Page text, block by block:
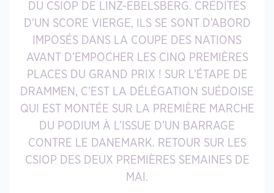
DU CSIOP DE LINZ-EBELSBERG. CRÉDITÉS
D'UN SCORE VIERGE, ILS SE SONT D’ABORD
IMPOSÉS DANS LA COUPE DES NATIONS
AVANT D’EMPOCHER LES CINQ PREMIÈRES
PLACES DU GRAND PRIX ! SUR L’ÉTAPE DE
DRAMMEN, C’EST LA DÉLÉGATION SUÉDOISE
QUI EST MONTÉE SUR LA PREMIÈRE MARCHE
DU PODIUM À L’ISSUE D’UN BARRAGE
CONTRE LE DANEMARK. RETOUR SUR LES
CSIOP DES DEUX PREMIÈRES SEMAINES DE
MAI.